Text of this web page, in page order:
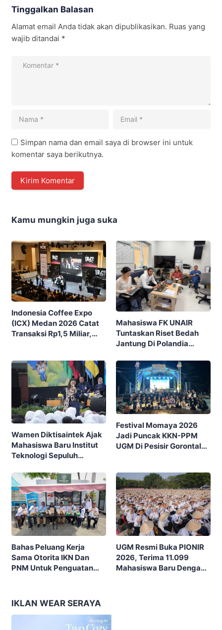
Tinggalkan Balasan
Alamat email Anda tidak akan dipublikasikan. Ruas yang
wajib ditandai *
Simpan nama dan email saya di browser ini untuk
komentar saya berikutnya.
Kamu mungkin juga suka
Indonesia Coffee Expo
(ICX) Medan 2026 Catat
Transaksi Rp1,5 Miliar,
Mahasiswa FK UNAIR
Tuntaskan Riset Bedah
Jantung Di Polandia
SCORE
Wamen Diktisaintek Ajak
Mahasiswa Baru Institut
Teknologi Sepuluh
Kritis Hadapi Euforia AI
Festival Momaya 2026
Jadi Puncak KKN-PPM
UGM Di Pesisir Gorontalo,
Bahas Peluang Kerja
Sama Otorita IKN Dan
PNM Untuk Penguatan
UGM Resmi Buka PIONIR
2026, Terima 11.099
Mahasiswa Baru Dengan
IKLAN WEAR SERAYA